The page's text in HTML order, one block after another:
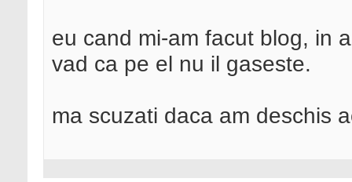
eu cand mi-am facut blog, in
vad ca pe el nu il gaseste.
ma scuzati daca am deschis